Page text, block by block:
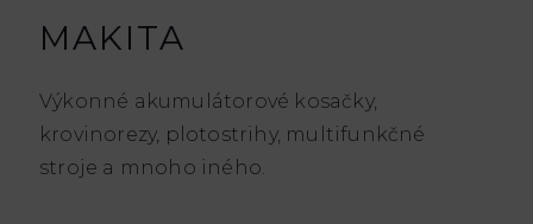
MAKITA
Výkonné akumulátorové kosačky,
krovinorezy, plotostrihy, multifunkčné
stroje a mnoho iného.